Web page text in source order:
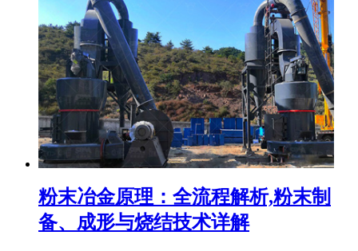
粉末冶金原理：全流程解析,粉末制
备、成形与烧结技术详解